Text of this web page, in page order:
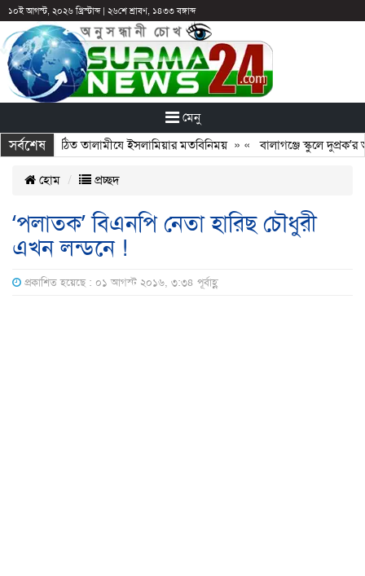
১০ই আগস্ট, ২০২৬ খ্রিস্টাব্দ| ২৬শে শ্রাবণ, ১৪৩৩ বঙ্গাব্দ
মেনু
সর্বশেষনবগঠিত তালামীযে ইসলামিয়ার মতবিনিময়» « বালাগঞ্জে স্কুলে দুপ্রক’র
হোম প্রচ্ছদ
‘পলাতক’ বিএনপি নেতা হারিছ চৌধুরী
এখন লন্ডনে !
প্রকাশিত হয়েছে : ০১ আগস্ট ২০১৬, ৩:৩৪ পূর্বাহ্ণ